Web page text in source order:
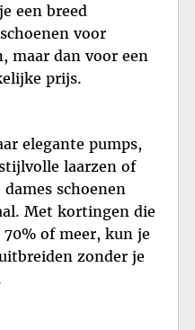
een breed
voor
maar dan voor een
prijs.
elegante pumps,
laarzen of
schoenen
Met kortingen die
of meer, kun je
zonder je